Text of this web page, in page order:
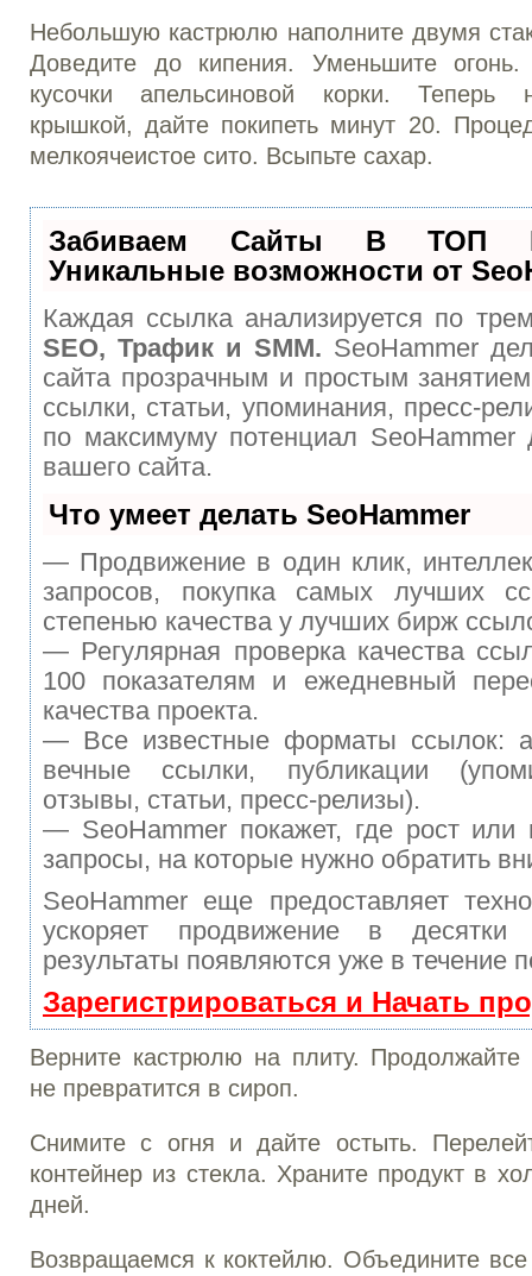
Небольшую кастрюлю наполните двумя
Доведите до кипения. Уменьшите
кусочки апельсиновой корки. Теперь
крышкой, дайте покипеть минут 20.
мелкоячеистое сито. Всыпьте сахар.
Забиваем Сайты В ТОП
Уникальные возможности от
Каждая ссылка анализируется по
SEO, Трафик и SMM. SeoHammer
сайта прозрачным и простым
ссылки, статьи, упоминания, пресс-
по максимуму потенциал SeoHammer
вашего сайта.
Что умеет делать SeoHammer
— Продвижение в один клик,
запросов, покупка самых лучших
степенью качества у лучших бирж
— Регулярная проверка качества
100 показателям и ежедневный
качества проекта.
— Все известные форматы ссылок:
вечные ссылки, публикации
отзывы, статьи, пресс-релизы).
— SeoHammer покажет, где рост или
запросы, на которые нужно обратить
SeoHammer еще предоставляет
ускоряет продвижение в
результаты появляются уже в течение
Зарегистрироваться и Начать
Верните кастрюлю на плиту.
не превратится в сироп.
Снимите с огня и дайте остыть.
контейнер из стекла. Храните продукт в
дней.
Возвращаемся к коктейлю. Объедините